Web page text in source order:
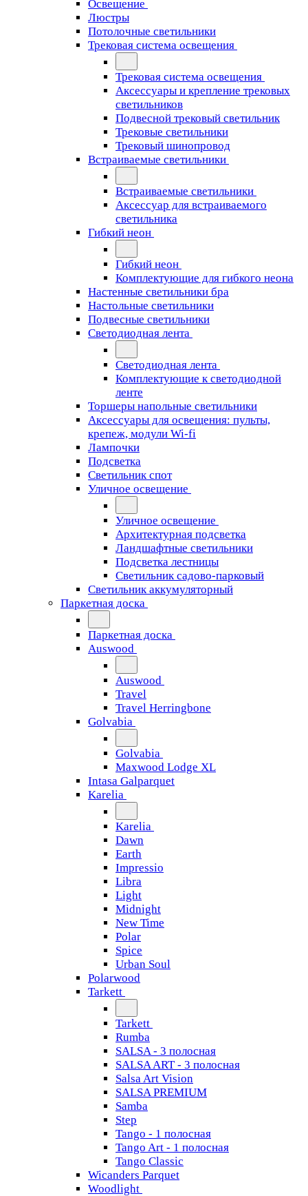
Освещение
Люстры
Потолочные светильники
Трековая система освещения
Трековая система освещения
Аксессуары и крепление трековых
светильников
Подвесной трековый светильник
Трековые светильники
Трековый шинопровод
Встраиваемые светильники
Встраиваемые светильники
Аксессуар для встраиваемого
светильника
Гибкий неон
Гибкий неон
Комплектующие для гибкого неона
Настенные светильники бра
Настольные светильники
Подвесные светильники
Светодиодная лента
Светодиодная лента
Комплектующие к светодиодной
ленте
Торшеры напольные светильники
Аксессуары для освещения: пульты,
крепеж, модули Wi-fi
Лампочки
Подсветка
Светильник спот
Уличное освещение
Уличное освещение
Архитектурная подсветка
Ландшафтные светильники
Подсветка лестницы
Светильник садово-парковый
Светильник аккумуляторный
Паркетная доска
Паркетная доска
Auswood
Auswood
Travel
Travel Herringbone
Golvabia
Golvabia
Maxwood Lodge XL
Intasa Galparquet
Karelia
Karelia
Dawn
Earth
Impressio
Libra
Light
Midnight
New Time
Polar
Spice
Urban Soul
Polarwood
Tarkett
Tarkett
Rumba
SALSA - 3 полосная
SALSA ART - 3 полосная
Salsa Art Vision
SALSA PREMIUM
Samba
Step
Tango - 1 полосная
Tango Art - 1 полосная
Tango Classiс
Wicanders Parquet
Woodlight